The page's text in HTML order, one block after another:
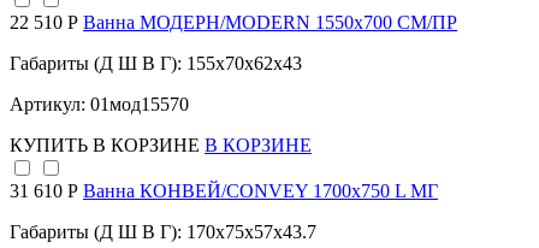
22 510 Р Ванна МОДЕРН/MODERN 1550х700 СМ/ПР
Габариты (Д Ш В Г): 155x70x62x43
Артикул: 01мод15570
КУПИТЬ В КОРЗИНЕ В КОРЗИНЕ
31 610 Р Ванна КОНВЕЙ/CONVEY 1700х750 L МГ
Габариты (Д Ш В Г): 170x75x57x43.7